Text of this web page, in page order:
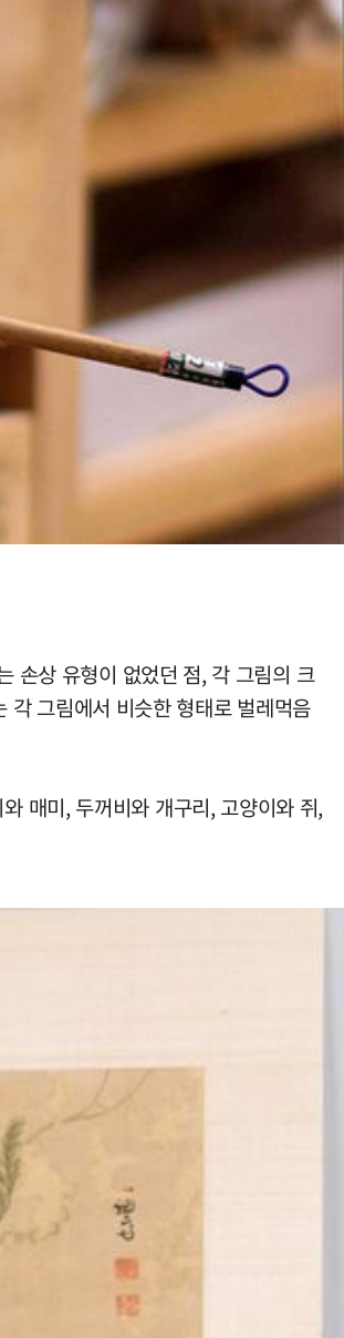
손상 유형이 없었던 점, 각 그림의 크
그림에서 비슷한 형태로 벌레먹음
매미, 두꺼비와 개구리, 고양이와 쥐,